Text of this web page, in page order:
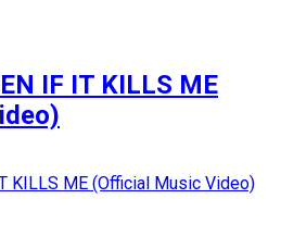
IF IT KILLS ME